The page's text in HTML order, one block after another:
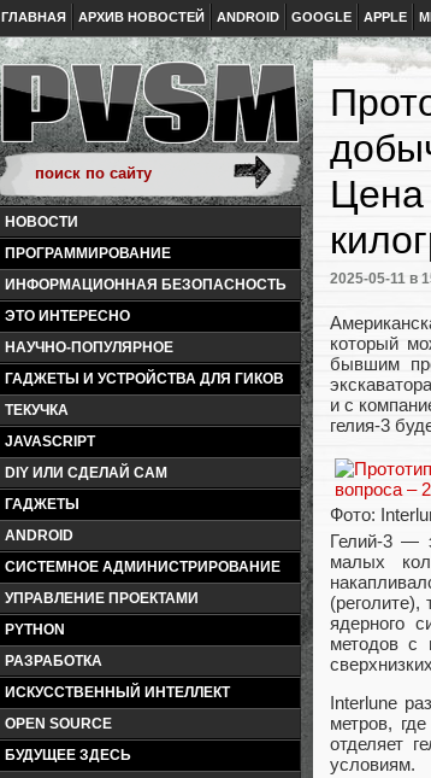
ГЛАВНАЯ АРХИВ НОВОСТЕЙ ANDROID GOOGLE APPLE
НОВОСТИ
ПРОГРАММИРОВАНИЕ
ИНФОРМАЦИОННАЯ БЕЗОПАСНОСТЬ
ЭТО ИНТЕРЕСНО
НАУЧНО-ПОПУЛЯРНОЕ
ГАДЖЕТЫ И УСТРОЙСТВА ДЛЯ ГИКОВ
ТЕКУЧКА
JAVASCRIPT
DIY ИЛИ СДЕЛАЙ САМ
ГАДЖЕТЫ
ANDROID
СИСТЕМНОЕ АДМИНИСТРИРОВАНИЕ
УПРАВЛЕНИЕ ПРОЕКТАМИ
PYTHON
РАЗРАБОТКА
ИСКУССТВЕННЫЙ ИНТЕЛЛЕКТ
OPEN SOURCE
БУДУЩЕЕ ЗДЕСЬ
Цена
2025-05-11 в
который
бывшим
и с
гелия-3
Фото:
Гелий-3 —
малых
ядерного
методов с
Interlune
метров,
отделяет